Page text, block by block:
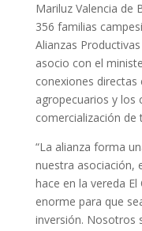
Mariluz Valencia de
356 familias
Alianzas
asocio con el
conexiones
agropecuarios y los
comercialización de
“La alianza forma
nuestra asociación,
hace en la vereda
enorme para que
inversión. Nosotros